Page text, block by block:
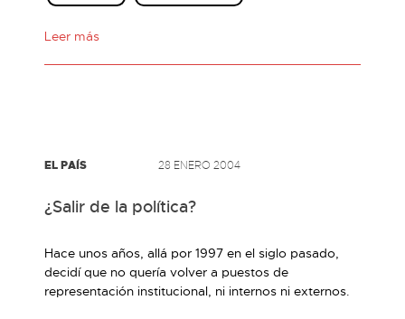
Leer más
EL PAÍS 28 ENERO 2004
¿Salir de la política?
Hace unos años, allá por 1997 en el siglo pasado,
decidí que no quería volver a puestos de
representación institucional, ni internos ni externos.